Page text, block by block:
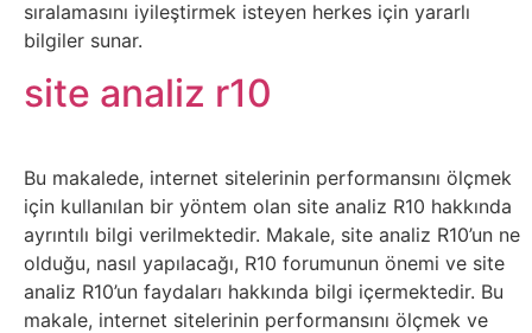
Güvenlik
Haber
Hobi
Hosting
sıralamasını iyileştirmek isteyen herkes için yararlı
bilgiler sunar.
site analiz r10
Bu makalede, internet sitelerinin performansını ölçmek
için kullanılan bir yöntem olan site analiz R10 hakkında
ayrıntılı bilgi verilmektedir. Makale, site analiz R10’un ne
olduğu, nasıl yapılacağı, R10 forumunun önemi ve site
analiz R10’un faydaları hakkında bilgi içermektedir. Bu
makale, internet sitelerinin performansını ölçmek ve